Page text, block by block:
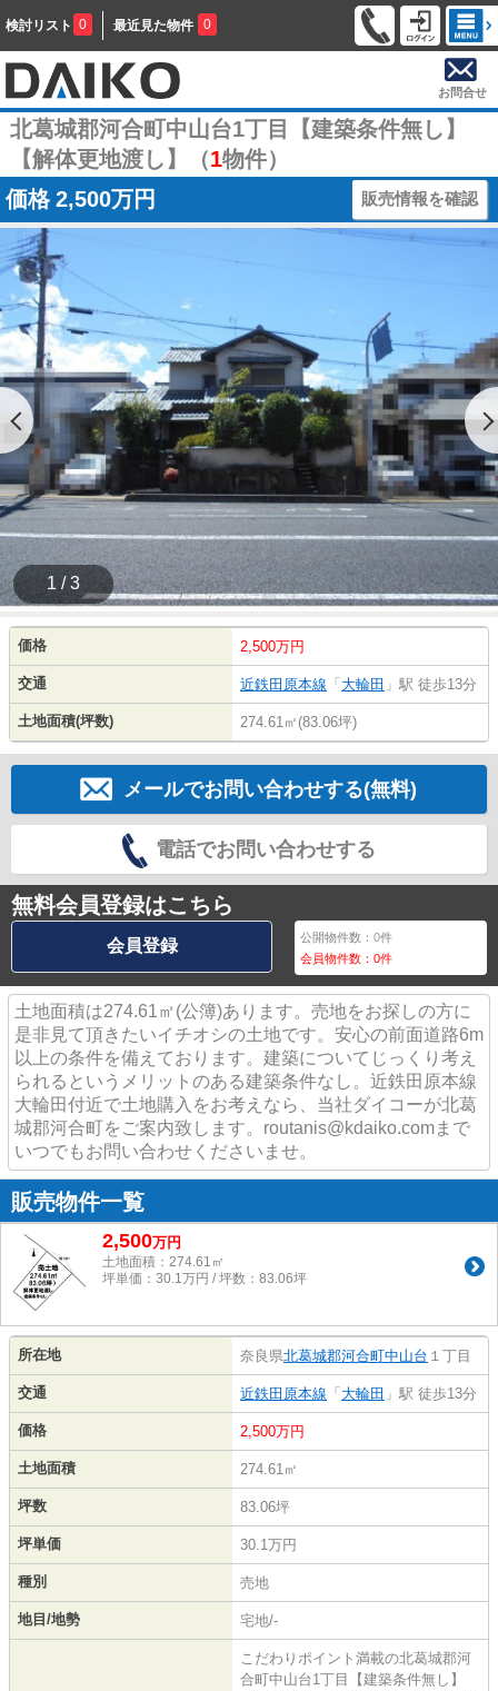
検討リスト 0 最近見た物件 0
お問合せ
北葛城郡河合町中山台1丁目【建築条件無し】
【解体更地渡し】（1物件）
価格 2,500万円 販売情報を確認
1 / 3
価格 2,500万円
交通 近鉄田原本線 「 大輪田 」駅 徒歩13分
土地面積(坪数) 274.61㎡(83.06坪)
メールでお問い合わせする(無料)
電話でお問い合わせする
無料会員登録はこちら
会員登録 公開物件数：0件
会員物件数：0件
土地面積は274.61㎡(公簿)あります。売地をお探しの方に
是非見て頂きたいイチオシの土地です。安心の前面道路6m
以上の条件を備えております。建築についてじっくり考え
られるというメリットのある建築条件なし。近鉄田原本線
大輪田付近で土地購入をお考えなら、当社ダイコーが北葛
城郡河合町をご案内致します。routanis@kdaiko.comまで
いつでもお問い合わせくださいませ。
販売物件一覧
2,500万円
土地面積：274.61㎡
坪単価：30.1万円 / 坪数：83.06坪
所在地 奈良県北葛城郡河合町中山台 １丁目
交通 近鉄田原本線 「 大輪田 」駅 徒歩13分
価格 2,500万円
土地面積 274.61㎡
坪数 83.06坪
坪単価 30.1万円
種別 売地
地目/地勢 宅地/-
こだわりポイント満載の北葛城郡河
合町中山台1丁目【建築条件無し】